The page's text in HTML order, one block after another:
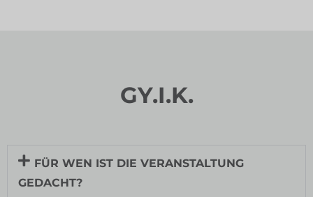
GY.I.K.
FÜR WEN IST DIE VERANSTALTUNG
GEDACHT?